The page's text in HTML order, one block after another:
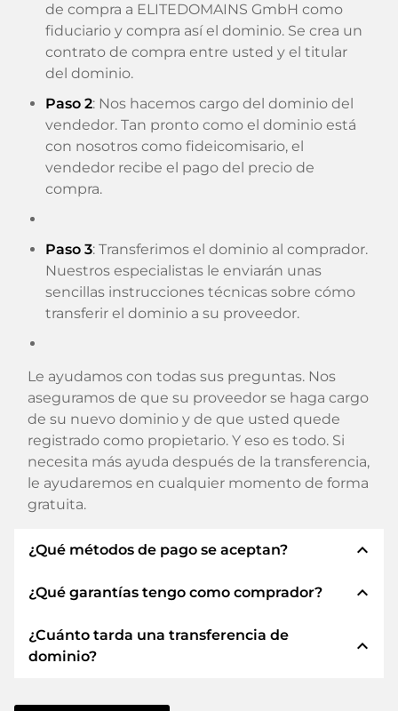
de compra a ELITEDOMAINS GmbH como
fiduciario y compra así el dominio. Se crea un
contrato de compra entre usted y el titular
del dominio.
Paso 2: Nos hacemos cargo del dominio del
vendedor. Tan pronto como el dominio está
con nosotros como fideicomisario, el
vendedor recibe el pago del precio de
compra.
Paso 3: Transferimos el dominio al comprador.
Nuestros especialistas le enviarán unas
sencillas instrucciones técnicas sobre cómo
transferir el dominio a su proveedor.
Le ayudamos con todas sus preguntas. Nos
aseguramos de que su proveedor se haga cargo
de su nuevo dominio y de que usted quede
registrado como propietario. Y eso es todo. Si
necesita más ayuda después de la transferencia,
le ayudaremos en cualquier momento de forma
gratuita.
¿Qué métodos de pago se aceptan? expand_less
Utilizamos SEPA como prepago y utilizamos
para los métodos de pago disponibles como:
Tarjetas de crédito, PayPal, Klarna, ApplePay,
¿Qué garantías tengo como comprador? expand_less
Siempre le garantizamos como comprador las
siguientes seguridades. Esto es lo que
¿Cuánto tarda una transferencia de
dominio?
expand_less
La transferencia de dominio a un nuevo